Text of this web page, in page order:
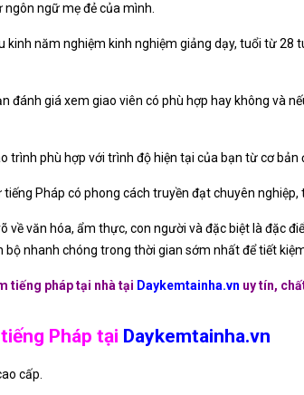
ngữ mẹ đẻ của mình.
kinh năm nghiệm kinh nghiệm giảng dạy, tuổi từ
đánh giá xem giao viên có phù hợp hay không và
trình phù hợp với trình độ hiện tại của bạn từ cơ bản
Pháp có phong cách truyền đạt chuyên nghiệp,
về văn hóa, ẩm thực, con người và đặc biệt là đặc
nhanh chóng trong thời gian sớm nhất để tiết
tiếng pháp tại nhà tại Daykemtainha.vn uy tín,
Pháp tại Daykemtainha.vn
cấp.